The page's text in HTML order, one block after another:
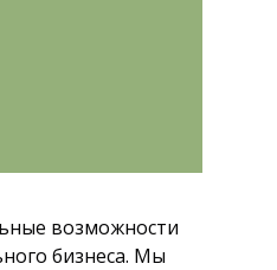
возможности
бизнеса. Мы